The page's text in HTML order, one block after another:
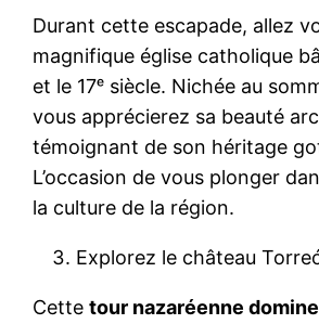
Durant cette escapade, allez
magnifique église catholique
et le 17ᵉ siècle. Nichée au
vous apprécierez sa beauté
témoignant de son héritage
L’occasion de vous plonger
la culture de la région.
Explorez le château
Cettetour nazaréenne